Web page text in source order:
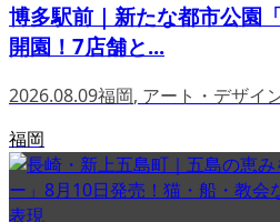
博多駅前｜新たな都市公園
開園！7店舗と...
2026.08.09福岡, アート・デザイ
福岡